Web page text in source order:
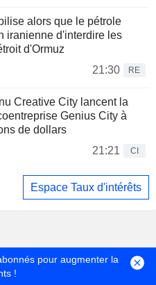
alors que le pétrole
iranienne d'interdire les
d'Ormuz
21:30
RE
Creative City lancent la
Genius City à
de dollars
21:21
CI
Espace Taux d'intérêts
pour augmenter la
!